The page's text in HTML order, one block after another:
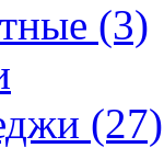
(3)
(27)